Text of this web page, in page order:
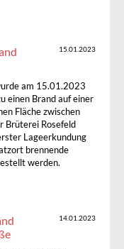
15.01.2023
am 15.01.2023
einen Brand auf einer
Fläche zwischen
Brüterei Rosefeld
Lageerkundung
brennende
werden.
14.01.2023